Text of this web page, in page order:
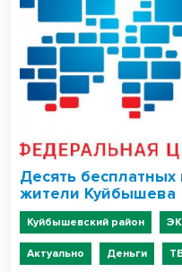
Десять
жители Куйбышева
Куйбышевский район
Актуально Деньги